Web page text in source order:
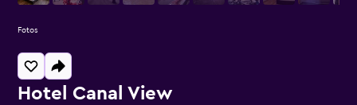
Hotel Canal View
Fotos